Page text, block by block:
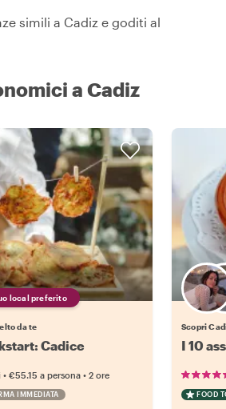
simili a Cadiz e goditi al
a Cadiz
local preferito
da te
Cadice
• €55.15 a persona • 2 ore
IMMEDIATA
Scopri
I 10
FOOD